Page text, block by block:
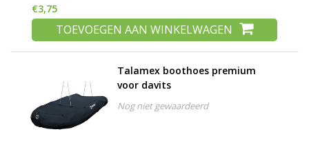
€3,75
TOEVOEGEN AAN WINKELWAGEN
Talamex boothoes premium
voor davits
Nog niet gewaardeerd